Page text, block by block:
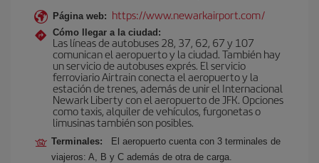
Página web: https://www.newarkairport.com/
Cómo llegar a la ciudad:
Las líneas de autobuses 28, 37, 62, 67 y 107
comunican el aeropuerto y la ciudad. También hay
un servicio de autobuses exprés. El servicio
ferroviario Airtrain conecta el aeropuerto y la
estación de trenes, además de unir el Internacional
Newark Liberty con el aeropuerto de JFK. Opciones
como taxis, alquiler de vehículos, furgonetas o
limusinas también son posibles.
Terminales:
El aeropuerto cuenta con 3 terminales de
viajeros: A, B y C además de otra de carga.